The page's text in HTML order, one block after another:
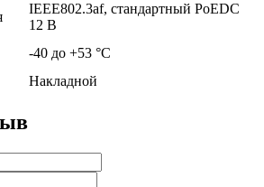
IEEE802.3af, стандартный PoEDС
12 В
-40 до +53 °C
Накладной